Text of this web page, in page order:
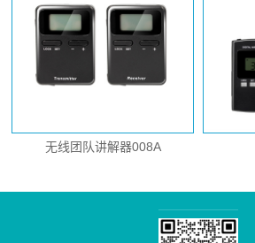
无线团队讲解器008A